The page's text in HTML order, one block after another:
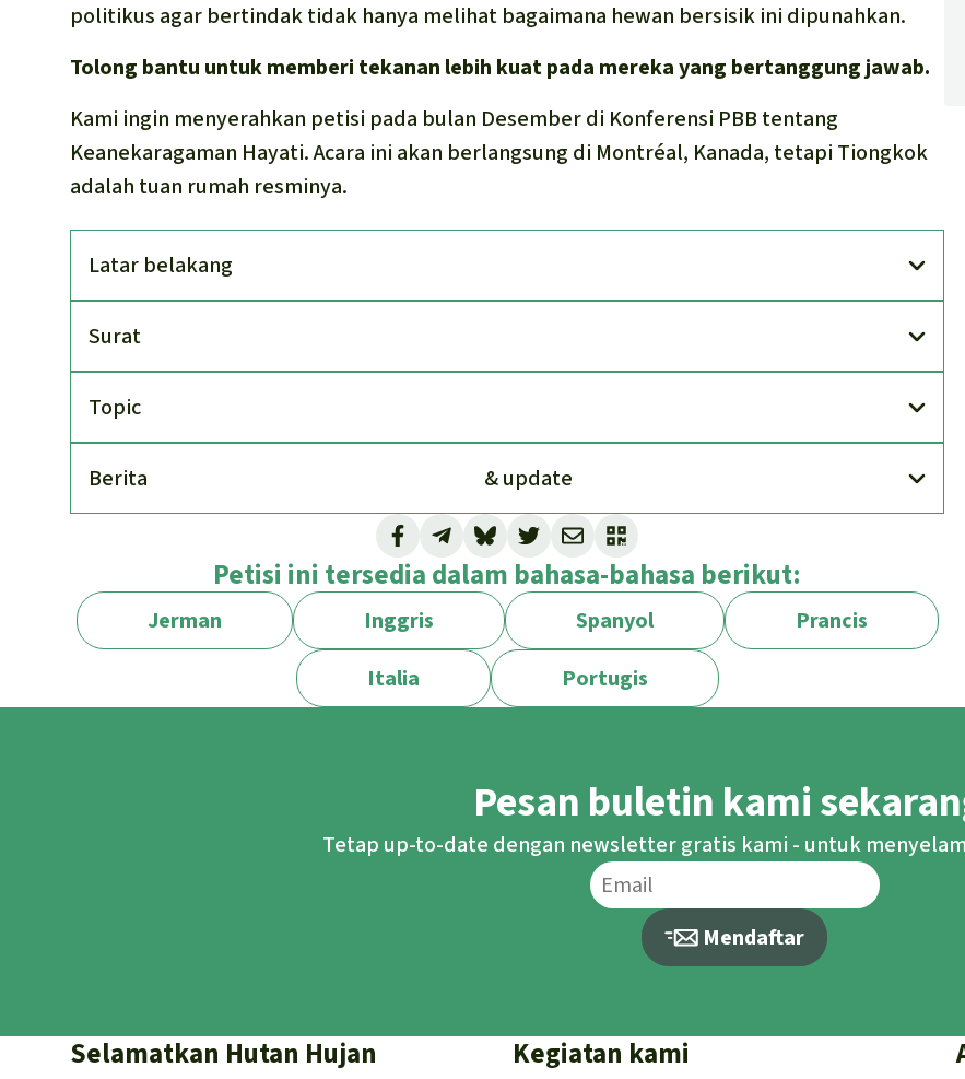
politikus agar bertindak tidak hanya melihat bagaimana hewan bersisik ini dipunahkan.
Tolong bantu untuk memberi tekanan lebih kuat pada mereka yang bertanggung jawab.
Kami ingin menyerahkan petisi pada bulan Desember di Konferensi PBB tentang
Keanekaragaman Hayati. Acara ini akan berlangsung di Montréal, Kanada, tetapi Tiongkok
adalah tuan rumah resminya.
Latar belakang
Surat
Topic
Berita & update
Petisi ini tersedia dalam bahasa-bahasa berikut:
Jerman Inggris Spanyol
Prancis
Italia
Portugis
Pesan buletin kami
Tetap up-to-date dengan newsletter gratis kami - untuk
Mendaftar
Selamatkan Hutan Hujan Kegiatan kami